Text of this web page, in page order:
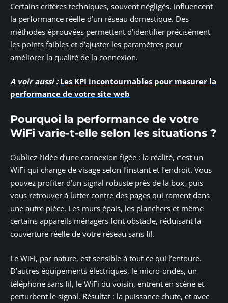
Certains critères techniques, souvent négligés, influencent
la performance réelle d’un réseau domestique. Des
méthodes éprouvées permettent d’identifier précisément
les points faibles et d’ajuster les paramètres pour
améliorer la qualité de la connexion.
A voir aussi : Les KPI incontournables pour mesurer la
performance de votre site web
Pourquoi la performance de votre
WiFi varie-t-elle selon les situations ?
Oubliez l’idée d’une connexion figée : la réalité, c’est un
WiFi qui change de visage selon l’instant et l’endroit. Vous
pouvez profiter d’un signal robuste près de la box, puis
vous retrouver à lutter contre des pages qui rament dans
une autre pièce. Les murs épais, les planchers et même
certains appareils ménagers font obstacle, réduisant la
couverture réelle de votre réseau sans fil.
Le WiFi, par nature, est sensible à tout ce qui l’entoure.
D’autres équipements électriques, le micro-ondes, un
téléphone sans fil, le WiFi du voisin, entrent en scène et
perturbent le signal. Résultat : la puissance chute, et avec